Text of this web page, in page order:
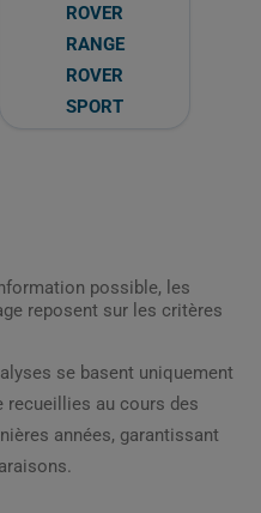
ROVER
RANGE
ROVER
SPORT
possible, les
reposent sur les critères
se basent uniquement
recueillies au cours des
années, garantissant